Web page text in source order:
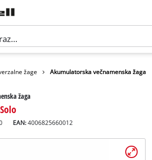
žage Akumulatorska večnamenska žaga
žaga
EAN:4006825660012